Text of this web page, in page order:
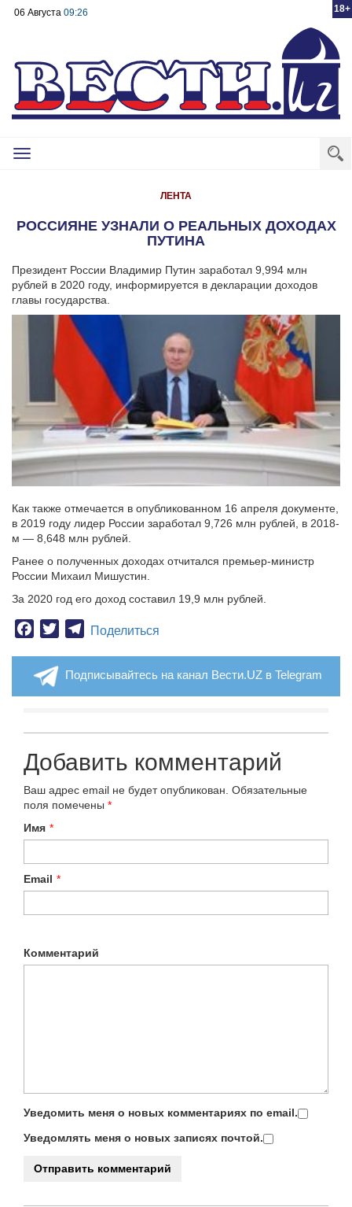
18+
06 Августа 09:26
Toggle
ЛЕНТА
РОССИЯНЕ УЗНАЛИ О РЕАЛЬНЫХ ДОХОДАХ
ПУТИНА
Президент России Владимир Путин заработал 9,994 млн
рублей в 2020 году, информируется в декларации доходов
главы государства.
Как также отмечается в опубликованном 16 апреля документе,
в 2019 году лидер России заработал 9,726 млн рублей, в 2018-
м — 8,648 млн рублей.
Ранее о полученных доходах отчитался премьер-министр
России Михаил Мишустин.
За 2020 год его доход составил 19,9 млн рублей.
Facebook
TwitterTelegram
Поделиться
Подписывайтесь на канал Вести.UZ в Telegram
Добавить комментарий
Ваш адрес email не будет опубликован. Обязательные
поля помечены *
Имя *
Email *
Комментарий
Уведомить меня о новых комментариях по email.
Уведомлять меня о новых записях почтой.